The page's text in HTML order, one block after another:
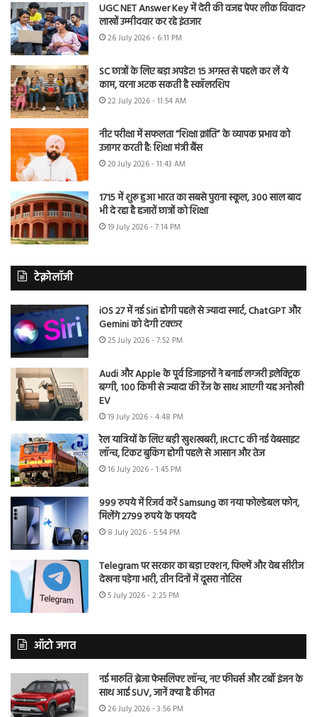
UGC NET Answer Key में देरी की वजह पेपर लीक विवाद?
लाखों उम्मीदवार कर रहे इंतजार
26 July 2026 - 6:11 PM
SC छात्रों के लिए बड़ा अपडेट! 15 अगस्त से पहले कर लें ये
काम, वरना अटक सकती है स्कॉलरशिप
22 July 2026 - 11:54 AM
नीट परीक्षा में सफलता “शिक्षा क्रांति” के व्यापक प्रभाव को
उजागर करती है: शिक्षा मंत्री बैंस
20 July 2026 - 11:43 AM
1715 में शुरू हुआ भारत का सबसे पुराना स्कूल, 300 साल बाद
भी दे रहा है हजारों छात्रों को शिक्षा
19 July 2026 - 7:14 PM
टेक्नोलॉजी
iOS 27 में नई Siri होगी पहले से ज्यादा स्मार्ट, ChatGPT और
Gemini को देगी टक्कर
25 July 2026 - 7:52 PM
Audi और Apple के पूर्व डिजाइनरों ने बनाई लग्जरी इलेक्ट्रिक
बग्गी, 100 किमी से ज्यादा की रेंज के साथ आएगी यह अनोखी
EV
19 July 2026 - 4:48 PM
रेल यात्रियों के लिए बड़ी खुशखबरी, IRCTC की नई वेबसाइट
लॉन्च, टिकट बुकिंग होगी पहले से आसान और तेज
16 July 2026 - 1:45 PM
999 रुपये में रिजर्व करें Samsung का नया फोल्डेबल फोन,
मिलेंगे 2799 रुपये के फायदे
8 July 2026 - 5:54 PM
Telegram पर सरकार का बड़ा एक्शन, फिल्में और वेब सीरीज
देखना पड़ेगा भारी, तीन दिनों में दूसरा नोटिस
5 July 2026 - 2:25 PM
ऑटो जगत
नई मारुति ब्रेजा फेसलिफ्ट लॉन्च, नए फीचर्स और टर्बो इंजन के
साथ आई SUV, जानें क्या है कीमत
26 July 2026 - 3:56 PM